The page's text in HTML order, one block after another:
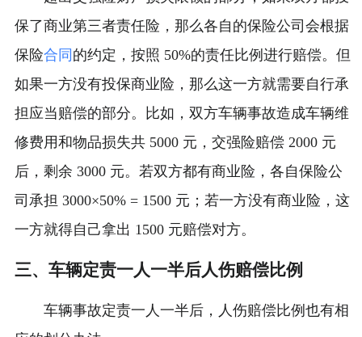
保了商业第三者责任险，那么各自的保险公司会根据
保险合同 的约定，按照 50%的责任比例进行赔偿。但
如果一方没有投保商业险，那么这一方就需要自行承
担应当赔偿的部分。比如，双方车辆事故造成车辆维
修费用和物品损失共 5000 元，交强险赔偿 2000 元
后，剩余 3000 元。若双方都有商业险，各自保险公
司承担 3000×50% = 1500 元；若一方没有商业险，这
一方就得自己拿出 1500 元赔偿对方。
三、车辆定责一人一半后人伤赔偿比例
车辆事故定责一人一半后，人伤赔偿比例也有相